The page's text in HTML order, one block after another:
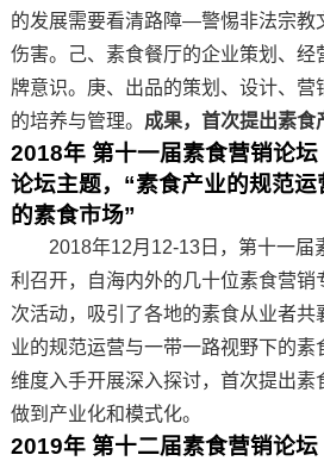
的发展需要看清路障—警惕非法宗教
伤害。己、素食餐厅的企业策划、经
牌意识。庚、出品的策划、设计、营
的培养与管理。 成果，首次提出素食
2018年 第十一届素食营销论坛
论坛主题，“素食产业的规范
的素食市场”
2018年12月12-13日，第十一届
利召开，自海内外的几十位素食营销
次活动，吸引了各地的素食从业者共
业的规范运营与一带一路视野下的素
维度入手开展深入探讨，首次提出素
做到产业化和模式化。
2019年 第十二届素食营销论坛